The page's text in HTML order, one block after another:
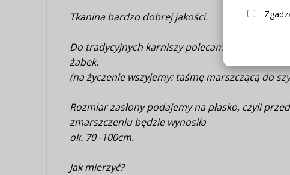
Tkanina bardzo dobrej jakości.
Do tradycyjnych karniszy polecamy zasłony na
żabek.
(na życzenie wszyjemy: taśmę marszczącą do
Rozmiar zasłony podajemy na płasko, czyli
zmarszczeniu będzie wynosiła
ok. 70 -100cm.
Jak mierzyć?